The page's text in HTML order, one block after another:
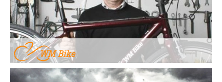
Nach Ihren Vorstellungen fertigen wir individuelle und